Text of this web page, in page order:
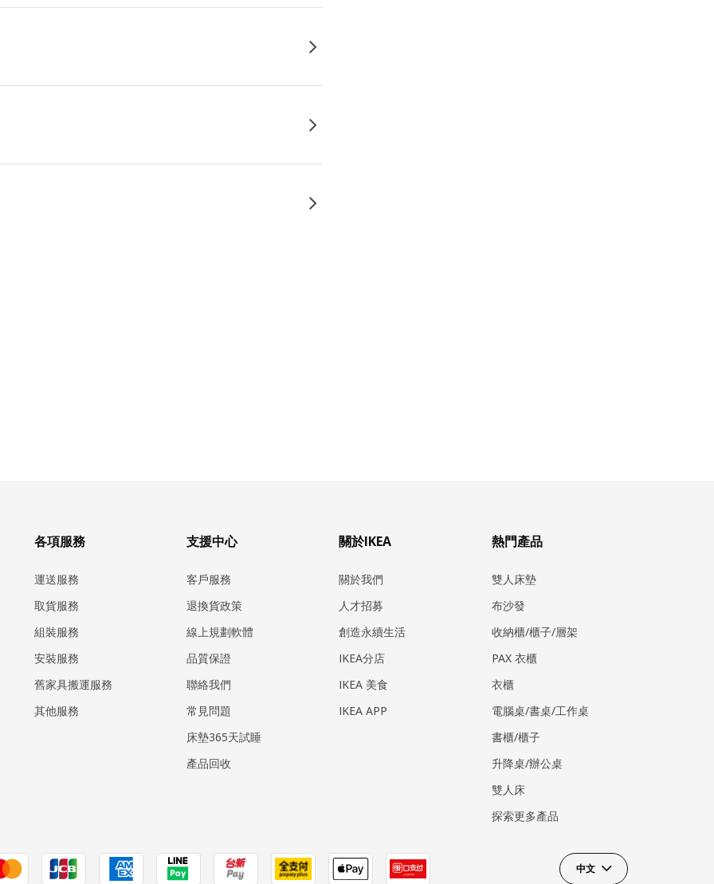
各項服務
運送服務
取貨服務
組裝服務
安裝服務
​舊家具搬運服務
其他服務
支援中心
客戶服務
退換貨政策
線上規劃軟體
品質保證
聯絡我們
常見問題
床墊365天試睡
產品回收
關於IKEA
關於我們
人才招募
創造永續生活
IKEA分店
IKEA 美食
IKEA APP
熱門產品
雙人床墊
布沙發
收納櫃/櫃子/層架
PAX 衣櫃
衣櫃
電腦桌/書桌/工作桌
書櫃/櫃子
升降桌/辦公桌
雙人床
探索更多產品
中文